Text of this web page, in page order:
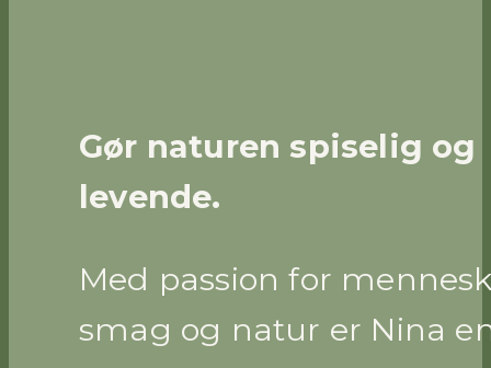
Gør naturen spiselig og
levende.
Med passion for
smag og natur er Nina